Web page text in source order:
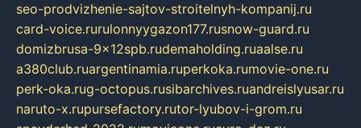
seo-prodvizhenie-sajtov-stroitelnyh-kompanij.ru
card-voice.rurulonnyygazon177.rusnow-guard.ru
domizbrusa-9x12spb.rudemaholding.ruaalse.ru
a380club.ruargentinamia.ruperkoka.rumovie-one.ru
perk-oka.rug-octopus.rusibarchives.ruandreislyusar.ru
naruto-x.rupursefactory.rutor-lyubov-i-grom.ru